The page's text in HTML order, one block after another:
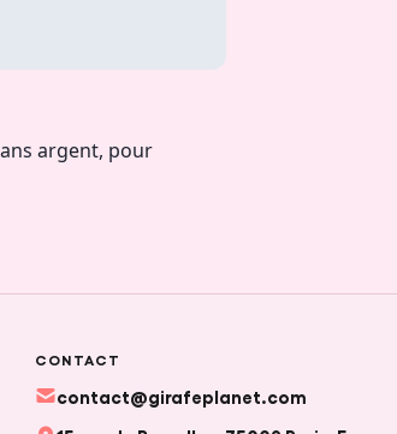
argent, pour
CONTACT
contact@girafeplanet.com